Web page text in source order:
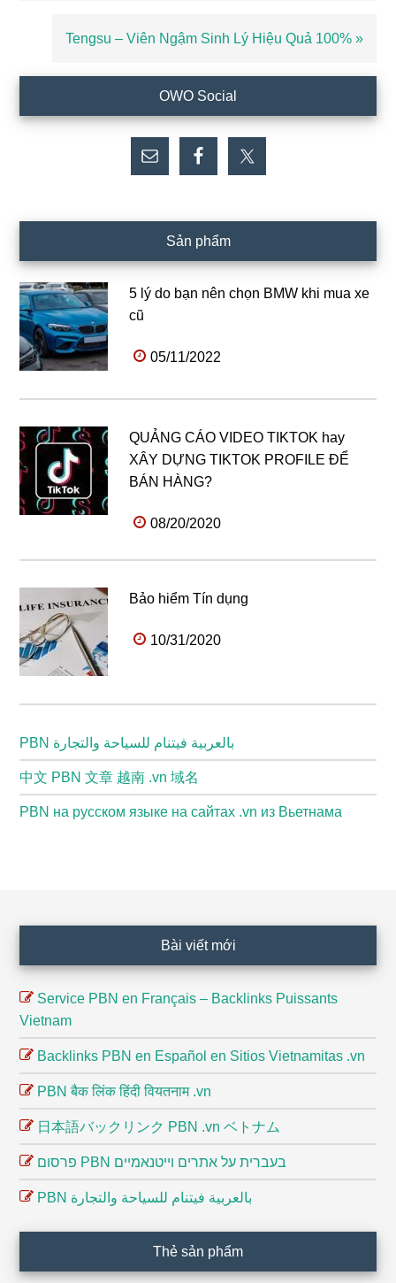
Bài
Tengsu – Viên Ngậm Sinh Lý Hiệu Quả 100% »
chính
OWO Social
Sản phẩm
5 lý do bạn nên chọn BMW khi mua xe
cũ
05/11/2022
QUẢNG CÁO VIDEO TIKTOK hay
XÂY DỰNG TIKTOK PROFILE ĐỂ
BÁN HÀNG?
08/20/2020
Bảo hiểm Tín dụng
10/31/2020
PBN بالعربية فيتنام للسياحة والتجارة
中文 PBN 文章 越南 .vn 域名
PBN на русском языке на сайтах .vn из Вьетнама
Bài viết mới
Service PBN en Français – Backlinks Puissants
Vietnam
Backlinks PBN en Español en Sitios Vietnamitas .vn
PBN बैक लिंक हिंदी वियतनाम .vn
日本語バックリンク PBN .vn ベトナム
פרסום PBN בעברית על אתרים וייטנאמיים
PBN بالعربية فيتنام للسياحة والتجارة
Thẻ sản phẩm